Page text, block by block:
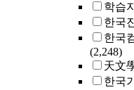
학습
한국
한국
(2,248)
天文
한국